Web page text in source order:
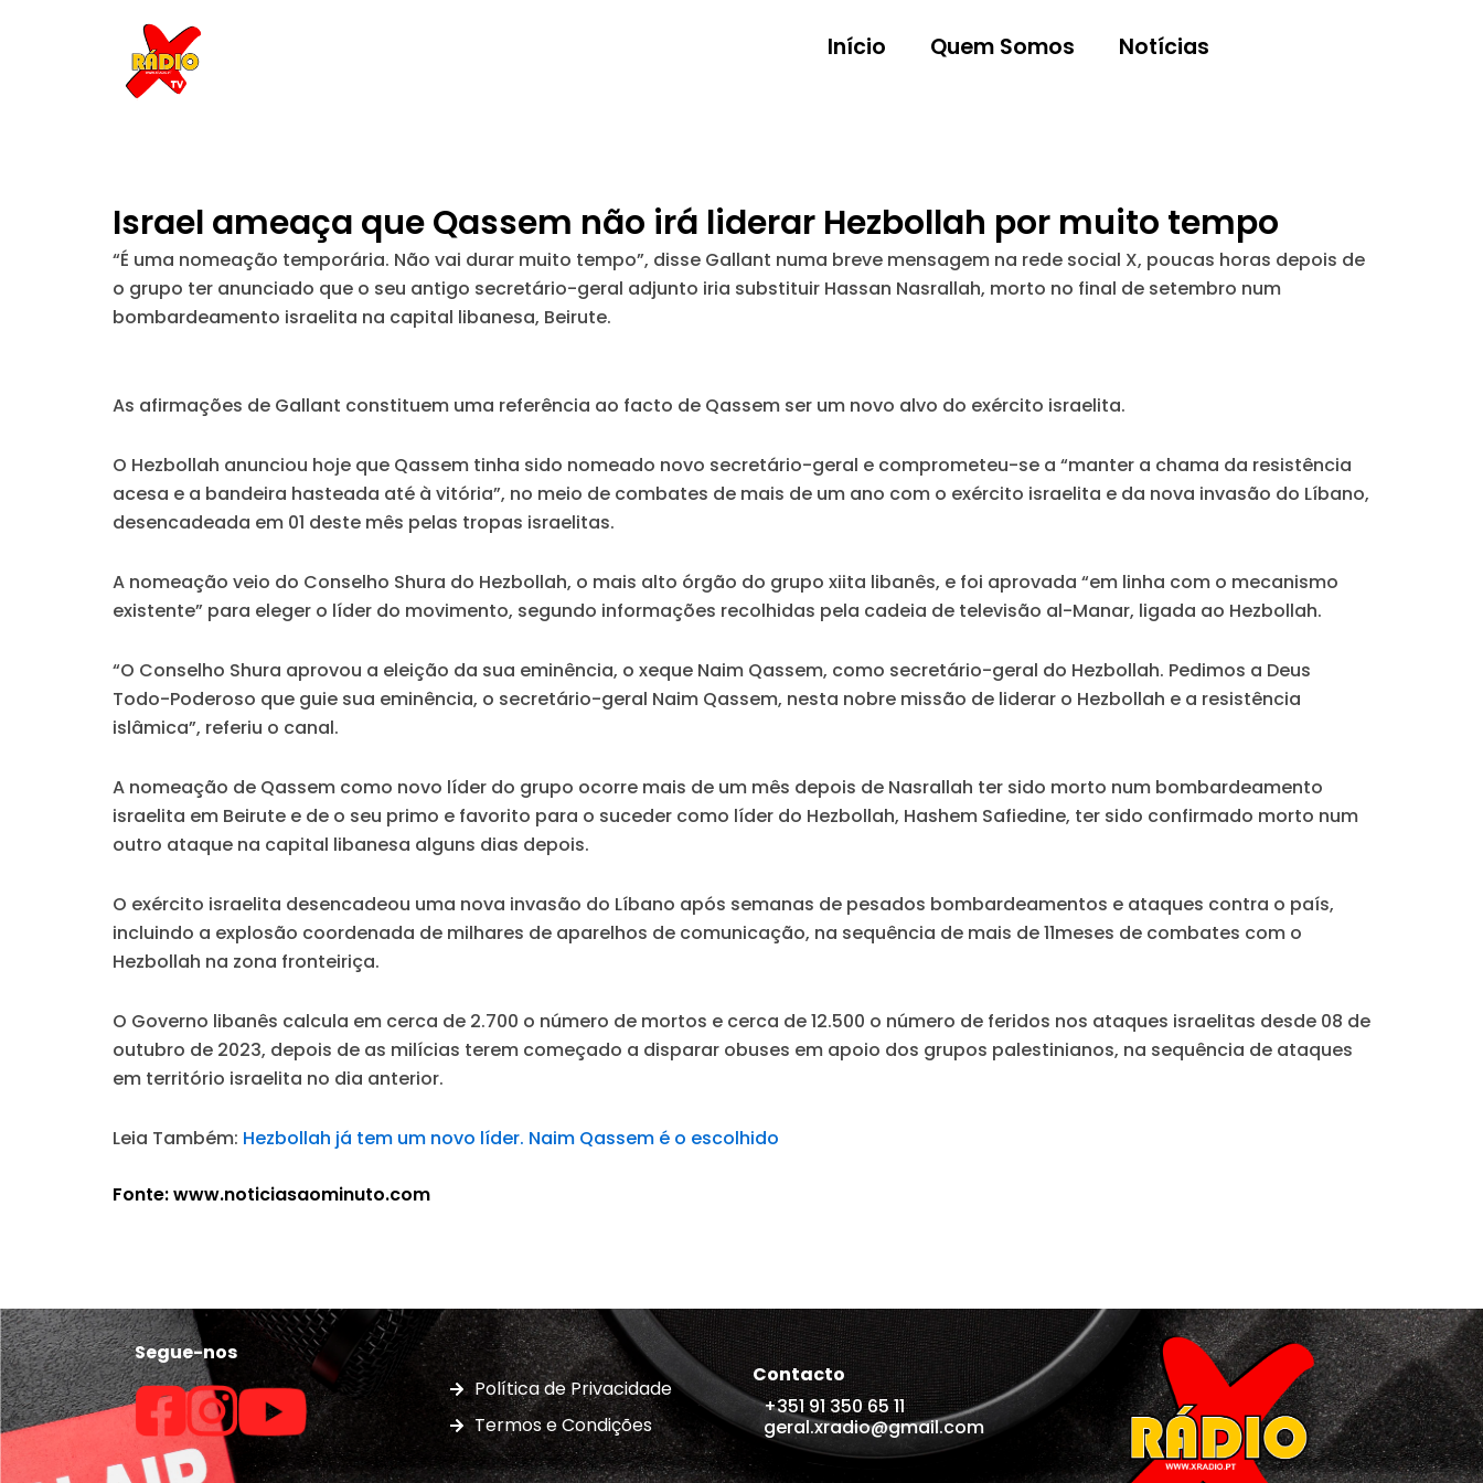
Início Quem Somos Notícias
Israel ameaça que Qassem não irá liderar Hezbollah por muito tempo
“É uma nomeação temporária. Não vai durar muito tempo”, disse Gallant numa breve mensagem na rede social X, poucas horas depois de
o grupo ter anunciado que o seu antigo secretário-geral adjunto iria substituir Hassan Nasrallah, morto no final de setembro num
bombardeamento israelita na capital libanesa, Beirute.
As afirmações de Gallant constituem uma referência ao facto de Qassem ser um novo alvo do exército israelita.
O Hezbollah anunciou hoje que Qassem tinha sido nomeado novo secretário-geral e comprometeu-se a “manter a chama da resistência
acesa e a bandeira hasteada até à vitória”, no meio de combates de mais de um ano com o exército israelita e da nova invasão do Líbano,
desencadeada em 01 deste mês pelas tropas israelitas.
A nomeação veio do Conselho Shura do Hezbollah, o mais alto órgão do grupo xiita libanês, e foi aprovada “em linha com o mecanismo
existente” para eleger o líder do movimento, segundo informações recolhidas pela cadeia de televisão al-Manar, ligada ao Hezbollah.
“O Conselho Shura aprovou a eleição da sua eminência, o xeque Naim Qassem, como secretário-geral do Hezbollah. Pedimos a Deus
Todo-Poderoso que guie sua eminência, o secretário-geral Naim Qassem, nesta nobre missão de liderar o Hezbollah e a resistência
islâmica”, referiu o canal.
A nomeação de Qassem como novo líder do grupo ocorre mais de um mês depois de Nasrallah ter sido morto num bombardeamento
israelita em Beirute e de o seu primo e favorito para o suceder como líder do Hezbollah, Hashem Safiedine, ter sido confirmado morto num
outro ataque na capital libanesa alguns dias depois.
O exército israelita desencadeou uma nova invasão do Líbano após semanas de pesados bombardeamentos e ataques contra o país,
incluindo a explosão coordenada de milhares de aparelhos de comunicação, na sequência de mais de 11meses de combates com o
Hezbollah na zona fronteiriça.
O Governo libanês calcula em cerca de 2.700 o número de mortos e cerca de 12.500 o número de feridos nos ataques israelitas desde 08 de
outubro de 2023, depois de as milícias terem começado a disparar obuses em apoio dos grupos palestinianos, na sequência de ataques
em território israelita no dia anterior.
Leia Também: Hezbollah já tem um novo líder. Naim Qassem é o escolhido
Fonte: www.noticiasaominuto.com
Segue-nos
Política de Privacidade
Termos e Condições
Contacto
+351 91 350 65 11
geral.xradio@gmail.com